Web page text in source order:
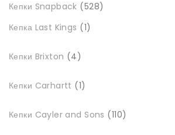
Кепки Snapback 528товарів
Кепка Last Kings
11
Кепки Brixton
4товари
Кепки Carhartt 1товар
Кепки Cayler and Sons 110товарів